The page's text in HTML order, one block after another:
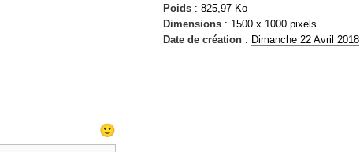
Poids : 825,97 Ko
Dimensions : 1500 x 1000 pixels
Date de création : Dimanche 22 Avril 2018
🙂